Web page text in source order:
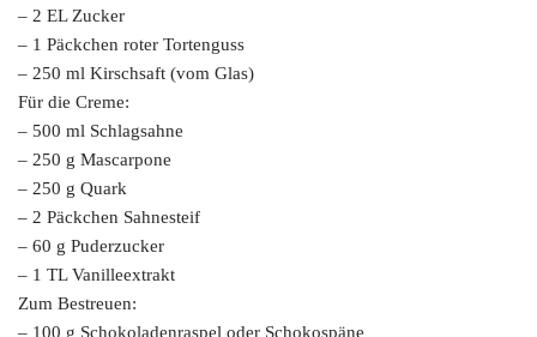
– 2 EL Zucker
– 1 Päckchen roter Tortenguss
– 250 ml Kirschsaft (vom Glas)
Für die Creme:
– 500 ml Schlagsahne
– 250 g Mascarpone
– 250 g Quark
– 2 Päckchen Sahnesteif
– 60 g Puderzucker
– 1 TL Vanilleextrakt
Zum Bestreuen:
– 100 g Schokoladenraspel oder Schokospäne